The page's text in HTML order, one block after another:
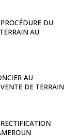
DU
AU
AU
DE TERRAIN